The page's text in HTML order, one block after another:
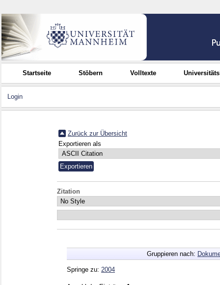
Startseite Stöbern Volltexte
Login
Zurück zur Übersicht
Exportieren als
Zitation
Gruppieren nach:
Springe zu: 2004